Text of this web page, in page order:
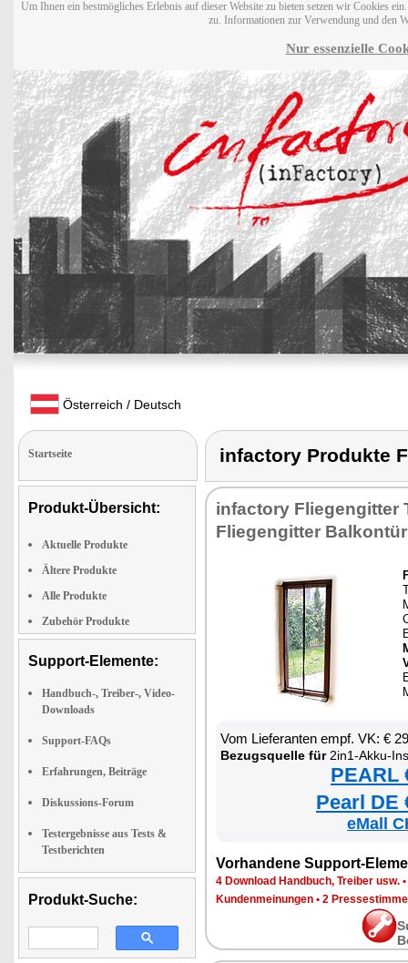
Um Ihnen ein bestmögliches Erlebnis auf dieser Website zu bieten setzen wir Cookies
zu. Informationen zur Verwendung und den
Nur essenzielle
Österreich / Deutsch
Startseite
Produkt-Übersicht:
Aktuelle Produkte
Ältere Produkte
Alle Produkte
Zubehör Produkte
Support-Elemente:
Handbuch-, Treiber-, Video-
Downloads
Support-FAQs
Erfahrungen, Beiträge
Diskussions-Forum
Testergebnisse aus Tests &
Testberichten
Produkt-Suche:
infactory Produkte
infactory Fliegengitter
Fliegengitter Balkontür
Vom Lieferanten empf. VK: €
Bezugsquelle für2in1-Akku-
PEARL
Pearl DE
eMall
Vorhandene Support-
4 Download Handbuch, Treiber usw. •
Kundenmeinungen • 2